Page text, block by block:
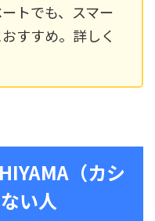
トでも、スマー
すすめ。詳しく
（カシ
い人